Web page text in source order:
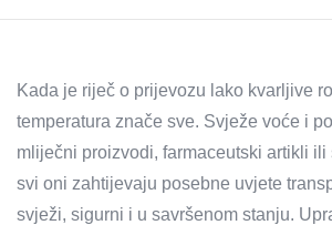
Kada je riječ o prijevozu lako kvarljive
temperatura znače sve. Svježe voće i
mliječni proizvodi, farmaceutski artikli ili
svi oni zahtijevaju posebne uvjete
svježi, sigurni i u savršenom stanju.